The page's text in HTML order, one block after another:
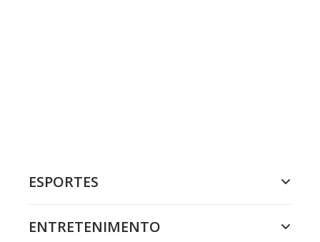
ESPORTES
ENTRETENIMENTO